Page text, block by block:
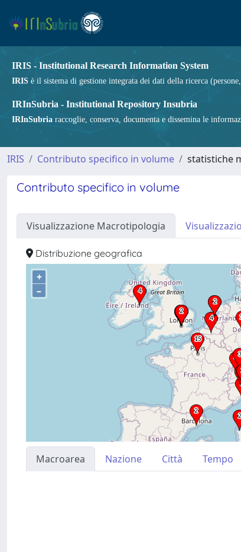
IRIS - Institutional Research Information System
IRIS è il sistema di gestione integrata dei dati della ricerca
IRInSubria - Institutional Repository Insubria
IRInSubria raccoglie, conserva, documenta e dissemina le
IRIS Contributo specifico in volume statistiche
Contributo specifico in volume
Visualizzazione Macrotipologia
Distribuzione geografica
+
–
Macroarea Nazione Città
Tempo